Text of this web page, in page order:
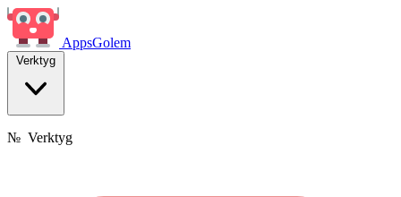
AppsGolem
Verktyg
№ Verktyg